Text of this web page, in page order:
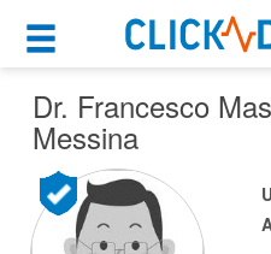
Motore
Urologo
Cosa possiamo offrirti
Per i pazienti
Prenota una visita
Dr. Francesco
Messina